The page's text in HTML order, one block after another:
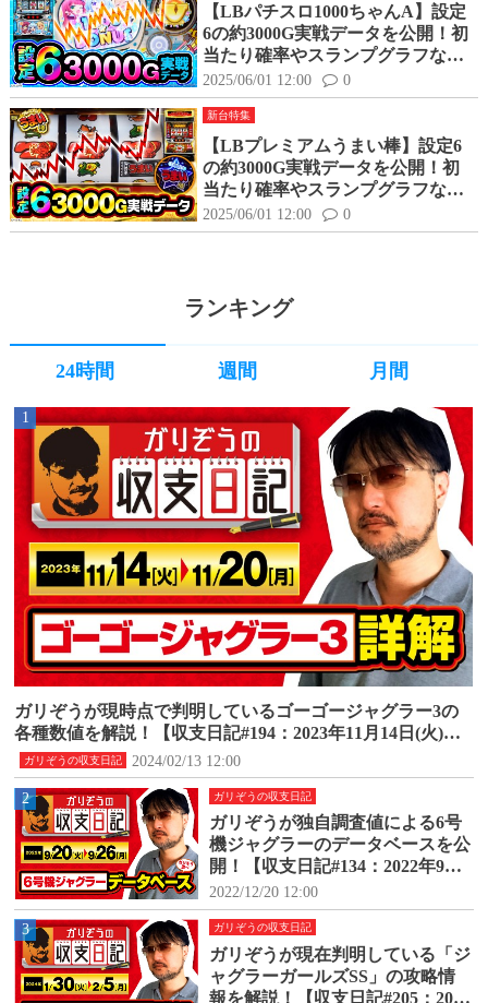
【LBパチスロ1000ちゃんA】設定
6の約3000G実戦データを公開！初
当たり確率やスランプグラフなど
高設定の挙動はどんな感じ？
2025/06/01 12:00 0
新台特集
【LBプレミアムうまい棒】設定6
の約3000G実戦データを公開！初
当たり確率やスランプグラフなど
高設定の挙動はどんな感じ？
2025/06/01 12:00 0
ランキング
24時間 週間 月間
1
ガリぞうの収支日記
ガリぞうが現時点で判明しているゴーゴージャグラー3の
各種数値を解説！【収支日記#194：2023年11月14日(火)～1
1月20日(月)】
2024/02/13 12:00
2 ガリぞうの収支日記
ガリぞうが独自調査値による6号
機ジャグラーのデータベースを公
開！【収支日記#134：2022年9月2
0日(火)～9月26日(月)】
2022/12/20 12:00
3 ガリぞうの収支日記
ガリぞうが現在判明している「ジ
ャグラーガールズSS」の攻略情
報を解説！【収支日記#205：2024